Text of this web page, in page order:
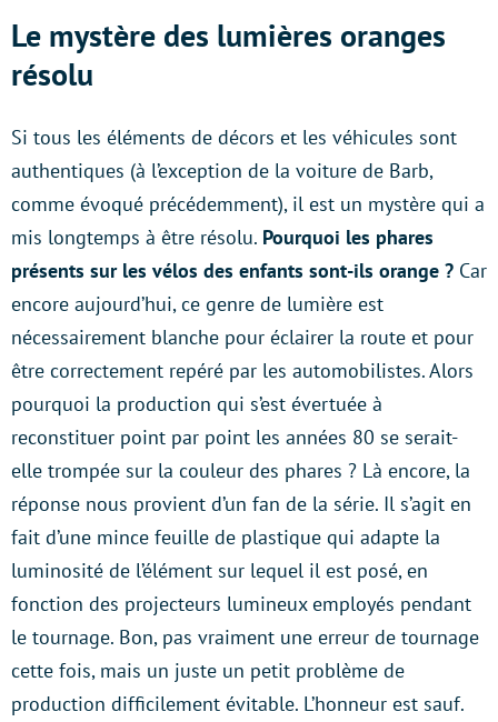
Le mystère des lumières oranges
résolu
Si tous les éléments de décors et les véhicules sont
authentiques (à l’exception de la voiture de Barb,
comme évoqué précédemment), il est un mystère qui a
mis longtemps à être résolu. Pourquoi les phares
présents sur les vélos des enfants sont-ils orange ? Car
encore aujourd’hui, ce genre de lumière est
nécessairement blanche pour éclairer la route et pour
être correctement repéré par les automobilistes. Alors
pourquoi la production qui s’est évertuée à
reconstituer point par point les années 80 se serait-
elle trompée sur la couleur des phares ? Là encore, la
réponse nous provient d’un fan de la série. Il s’agit en
fait d’une mince feuille de plastique qui adapte la
luminosité de l’élément sur lequel il est posé, en
fonction des projecteurs lumineux employés pendant
le tournage. Bon, pas vraiment une erreur de tournage
cette fois, mais un juste un petit problème de
production difficilement évitable. L’honneur est sauf.